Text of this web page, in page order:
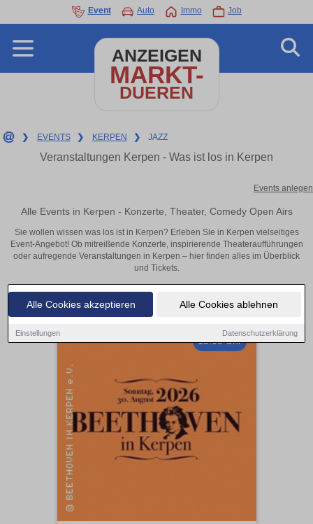
Alle Cookies akzeptieren Alle Cookies ablehnen
Einstellungen Datenschutzerklärung
Event Auto Immo Job
ANZEIGEN
MARKT-
DUEREN
❯ EVENTS ❯ KERPEN ❯ JAZZ
Veranstaltungen Kerpen - Was ist los in Kerpen
Events anlegen
Alle Events in Kerpen - Konzerte, Theater, Comedy Open Airs
Sie wollen wissen was los ist in Kerpen? Erleben Sie in Kerpen vielseitiges
Event-Angebot! Ob mitreißende Konzerte, inspirierende Theateraufführungen
oder aufregende Veranstaltungen in Kerpen – hier finden alles im Überblick
und Tickets.
15:00 Uhr